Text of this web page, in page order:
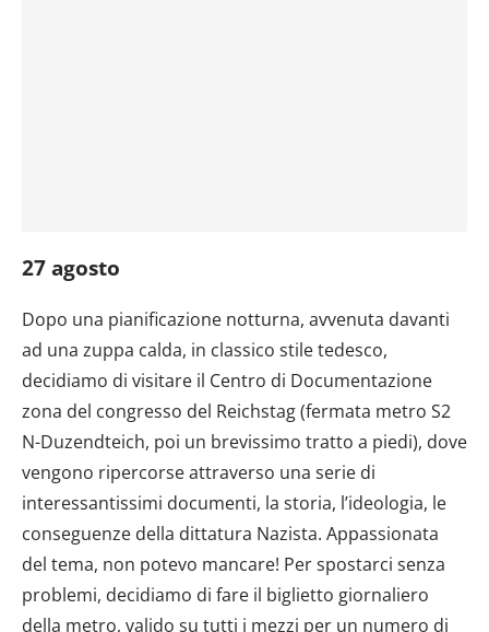
27 agosto
Dopo una pianificazione notturna, avvenuta davanti
ad una zuppa calda, in classico stile tedesco,
decidiamo di visitare il Centro di Documentazione
zona del congresso del Reichstag (fermata metro S2
N-Duzendteich, poi un brevissimo tratto a piedi), dove
vengono ripercorse attraverso una serie di
interessantissimi documenti, la storia, l’ideologia, le
conseguenze della dittatura Nazista. Appassionata
del tema, non potevo mancare! Per spostarci senza
problemi, decidiamo di fare il biglietto giornaliero
della metro, valido su tutti i mezzi per un numero di